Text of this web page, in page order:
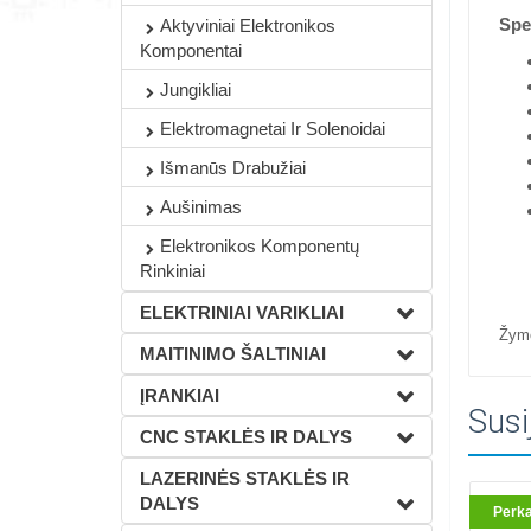
Aktyviniai Elektronikos
Komponentai
Jungikliai
Elektromagnetai Ir Solenoidai
Išmanūs Drabužiai
Aušinimas
Elektronikos Komponentų
Rinkiniai
ELEKTRINIAI VARIKLIAI
MAITINIMO ŠALTINIAI
ĮRANKIAI
CNC STAKLĖS IR DALYS
LAZERINĖS STAKLĖS IR
DALYS